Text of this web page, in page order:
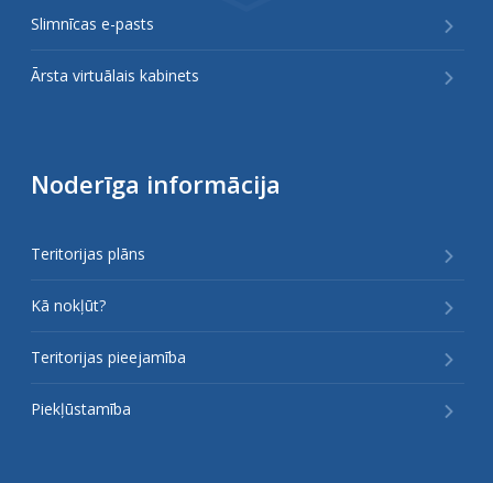
Slimnīcas e-pasts
Ārsta virtuālais kabinets
Noderīga informācija
Teritorijas plāns
Kā nokļūt?
Teritorijas pieejamība
Piekļūstamība